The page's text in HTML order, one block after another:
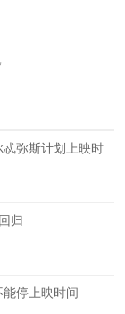
弥斯计划上映时
归
停上映时间